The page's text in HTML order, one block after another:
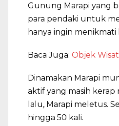
Gunung Marapi yang
para pendaki untuk
hanya ingin
Baca Juga: Objek
Dinamakan Marapi
aktif yang masih kerap
lalu, Marapi meletus.
hingga 50 kali.